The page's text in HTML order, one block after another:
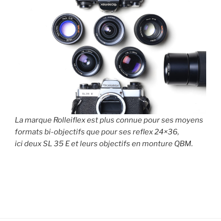
La marque Rolleiflex est plus connue pour ses moyens
formats bi-objectifs que pour ses reflex 24×36,
ici deux SL 35 E et leurs objectifs en monture QBM.